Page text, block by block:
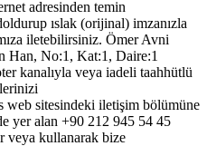
adresinden temin
ıslak (orijinal) imzanızla
iletebilirsiniz. Ömer Avni
Han, No:1, Kat:1, Daire:1
kanalıyla veya iadeli taahhütlü
web sitesindeki iletişim bölümüne
yer alan +90 212 945 54 45
veya kullanarak bize